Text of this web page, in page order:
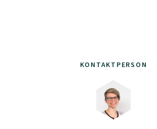
KONTAKTPERSON